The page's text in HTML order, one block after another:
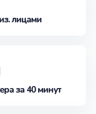
лицами
за 40 минут